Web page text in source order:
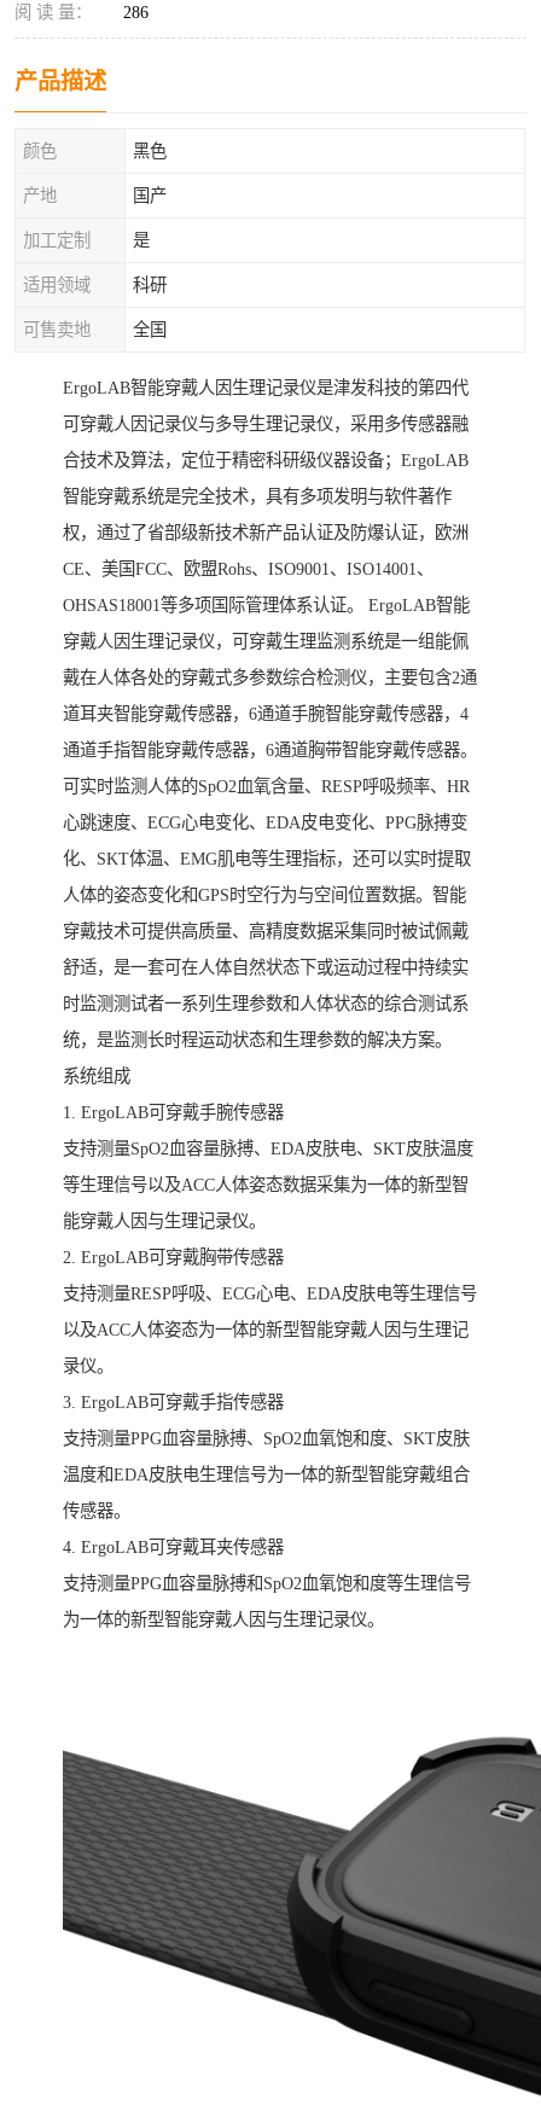
阅 读 量： 286
产品描述
颜色 黑色
产地 国产
加工定制 是
适用领域 科研
可售卖地 全国
ErgoLAB智能穿戴人因生理记录仪是津发科技的第四代
可穿戴人因记录仪与多导生理记录仪，采用多传感器融
合技术及算法，定位于精密科研级仪器设备；ErgoLAB
智能穿戴系统是完全技术，具有多项发明与软件著作
权，通过了省部级新技术新产品认证及防爆认证，欧洲
CE、美国FCC、欧盟Rohs、ISO9001、ISO14001、
OHSAS18001等多项国际管理体系认证。 ErgoLAB智能
穿戴人因生理记录仪，可穿戴生理监测系统是一组能佩
戴在人体各处的穿戴式多参数综合检测仪，主要包含2通
道耳夹智能穿戴传感器，6通道手腕智能穿戴传感器，4
通道手指智能穿戴传感器，6通道胸带智能穿戴传感器。
可实时监测人体的SpO2血氧含量、RESP呼吸频率、HR
心跳速度、ECG心电变化、EDA皮电变化、PPG脉搏变
化、SKT体温、EMG肌电等生理指标，还可以实时提取
人体的姿态变化和GPS时空行为与空间位置数据。智能
穿戴技术可提供高质量、高精度数据采集同时被试佩戴
舒适，是一套可在人体自然状态下或运动过程中持续实
时监测测试者一系列生理参数和人体状态的综合测试系
统，是监测长时程运动状态和生理参数的解决方案。
系统组成
1. ErgoLAB可穿戴手腕传感器
支持测量SpO2血容量脉搏、EDA皮肤电、SKT皮肤温度
等生理信号以及ACC人体姿态数据采集为一体的新型智
能穿戴人因与生理记录仪。
2. ErgoLAB可穿戴胸带传感器
支持测量RESP呼吸、ECG心电、EDA皮肤电等生理信号
以及ACC人体姿态为一体的新型智能穿戴人因与生理记
录仪。
3. ErgoLAB可穿戴手指传感器
支持测量PPG血容量脉搏、SpO2血氧饱和度、SKT皮肤
温度和EDA皮肤电生理信号为一体的新型智能穿戴组合
传感器。
4. ErgoLAB可穿戴耳夹传感器
支持测量PPG血容量脉搏和SpO2血氧饱和度等生理信号
为一体的新型智能穿戴人因与生理记录仪。